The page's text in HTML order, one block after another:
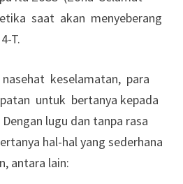
saat akan menyeberang
T.
keselamatan, para
untuk bertanya kepada
lugu dan tanpa rasa
hal-hal yang sederhana
antara lain: